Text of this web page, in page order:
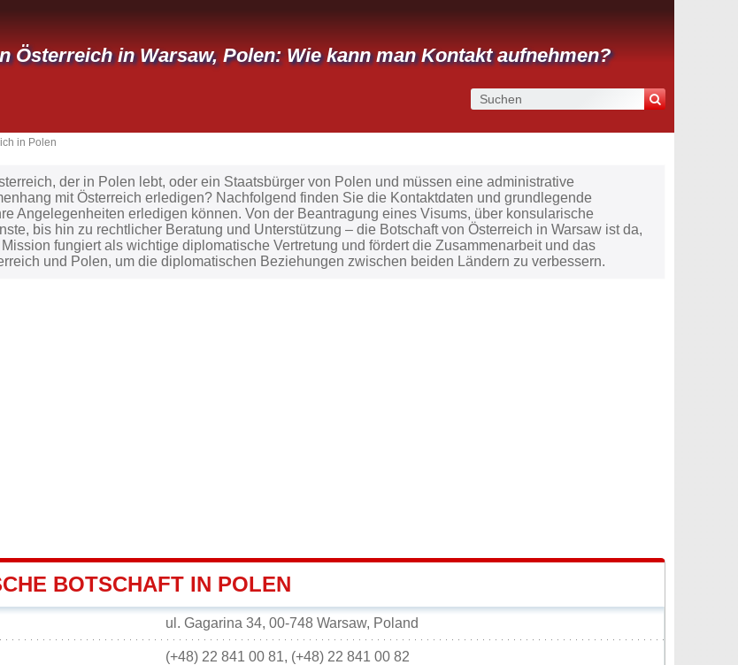
Österreich in Warsaw, Polen: Wie kann man Kontakt aufnehmen?
in Polen
der in Polen lebt, oder ein Staatsbürger von Polen und müssen eine administrative
mit Österreich erledigen? Nachfolgend finden Sie die Kontaktdaten und grundlegende
Angelegenheiten erledigen können. Von der Beantragung eines Visums, über konsularische
bis hin zu rechtlicher Beratung und Unterstützung – die Botschaft von Österreich in Warsaw ist da,
fungiert als wichtige diplomatische Vertretung und fördert die Zusammenarbeit und das
und Polen, um die diplomatischen Beziehungen zwischen beiden Ländern zu verbessern.
BOTSCHAFT IN POLEN
ul. Gagarina 34, 00-748 Warsaw, Poland
(+48) 22 841 00 81, (+48) 22 841 00 82